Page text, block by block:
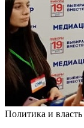
Политика и власть